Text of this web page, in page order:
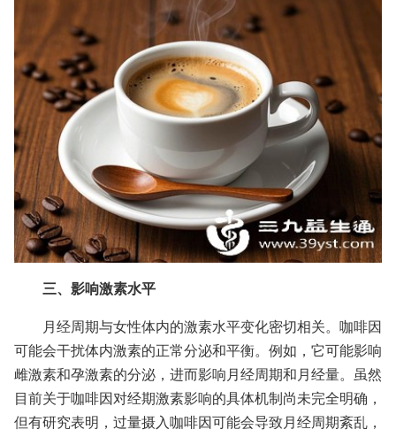
三、影响激素水平
月经周期与女性体内的激素水平变化密切相关。咖啡因
可能会干扰体内激素的正常分泌和平衡。例如，它可能影响
雌激素和孕激素的分泌，进而影响月经周期和月经量。虽然
目前关于咖啡因对经期激素影响的具体机制尚未完全明确，
但有研究表明，过量摄入咖啡因可能会导致月经周期紊乱，